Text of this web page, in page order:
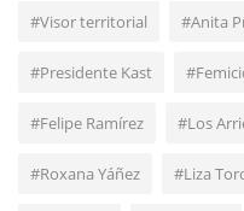
#Visor territorial #Anita
#Presidente Kast
#Felipe Ramírez #Los
#Roxana Yáñez #Liza